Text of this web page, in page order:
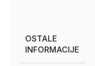
OSTALE
INFORMACIJE